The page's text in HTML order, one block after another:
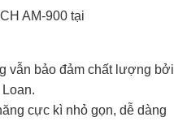
AM-900 tại
vẫn bảo đảm chất lượng bởi
cực kì nhỏ gọn, dễ dàng